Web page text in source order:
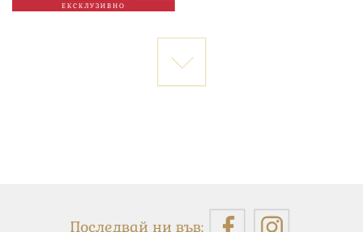
ЕКСКЛУЗИВНО
Последвай ни във: